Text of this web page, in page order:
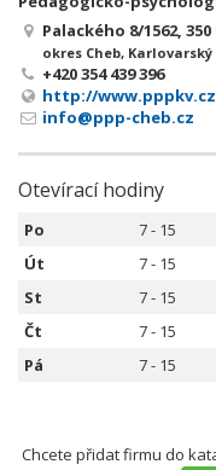
Palackého 8/1562, 350
okres Cheb,
+420 354 439 396
http://www.pppkv.cz
info@ppp-cheb.cz
Otevírací hodiny
Po
7 - 15
Út
7 - 15
St
7 - 15
Čt
7 - 15
Pá 7 - 15
Chcete přidat firmu do